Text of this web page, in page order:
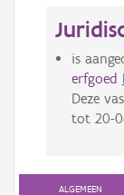
is
erfgoed
Deze
tot 20-
ALGEMEEN